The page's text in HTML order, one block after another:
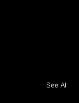
See All